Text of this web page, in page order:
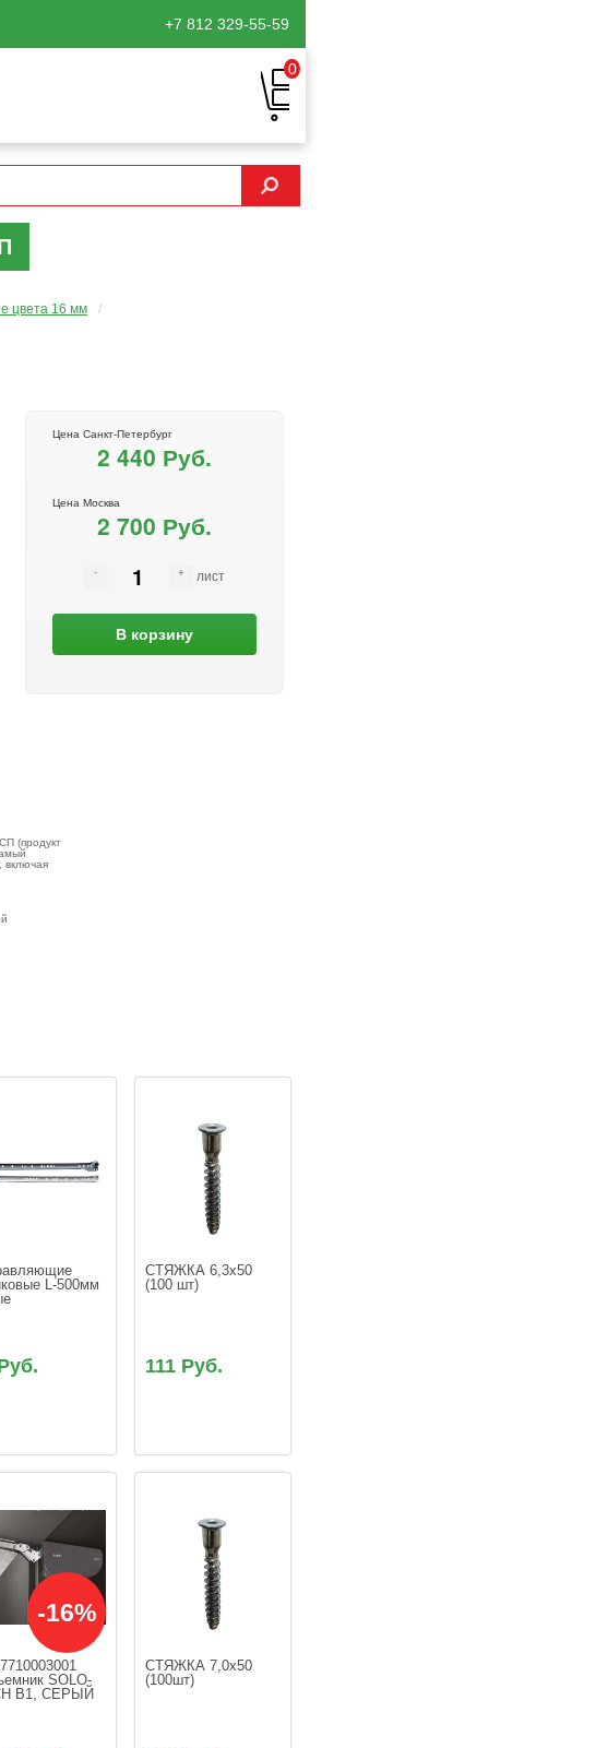
+7 812 329-55-59
0
цвета 16 мм
/
Цена Санкт-Петербург
2 440 Руб.
Цена Москва
2 700 Руб.
лист
В корзину
(продукт
включая
L-500мм
СТЯЖКА 6,3х50
(100 шт)
111 Руб.
-16%
SOLO-
В1, СЕРЫЙ
СТЯЖКА 7,0х50
(100шт)